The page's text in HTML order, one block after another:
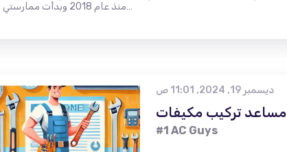
منذ عام 2018 وبدأت ممارستي ا…
ديسمبر 19, 2024, 11:01 ص
مساعد تركيب مكيفات
#1 AC Guys